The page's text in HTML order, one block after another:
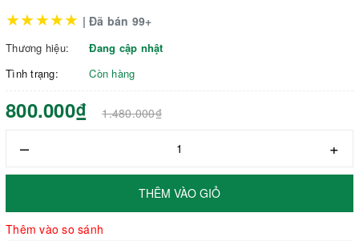
★★★★★ | Đã bán 99+
Thương hiệu:
Đang cập nhật
Tình trạng:
Còn hàng
800.000₫ 1.480.000₫
– +
THÊM VÀO GIỎ
Thêm vào so sánh